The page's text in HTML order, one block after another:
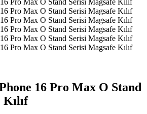
16 Pro Max O Stand